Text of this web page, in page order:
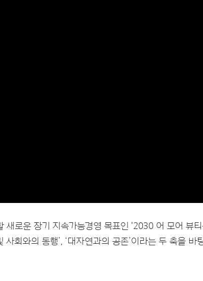
새로운 장기 지속가능경영 목표인 '2030 어 모어 뷰
회와의 동행’, ‘대자연과의 공존’이라는 두 축을 바